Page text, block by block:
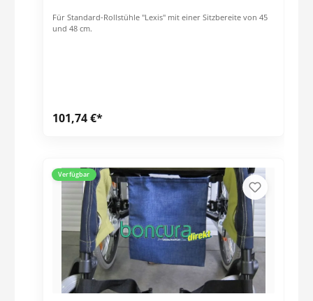
Für Standard-Rollstühle "Lexis" mit einer Sitzbereite von 45
und 48 cm.
101,74 €*
Verfügbar